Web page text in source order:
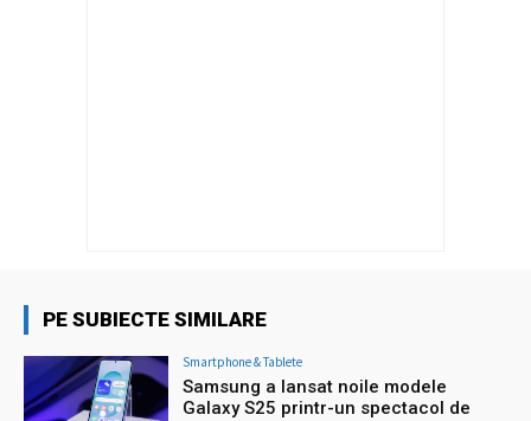
PE SUBIECTE SIMILARE
Smartphone & Tablete
Samsung a lansat noile modele
Galaxy S25 printr-un spectacol de